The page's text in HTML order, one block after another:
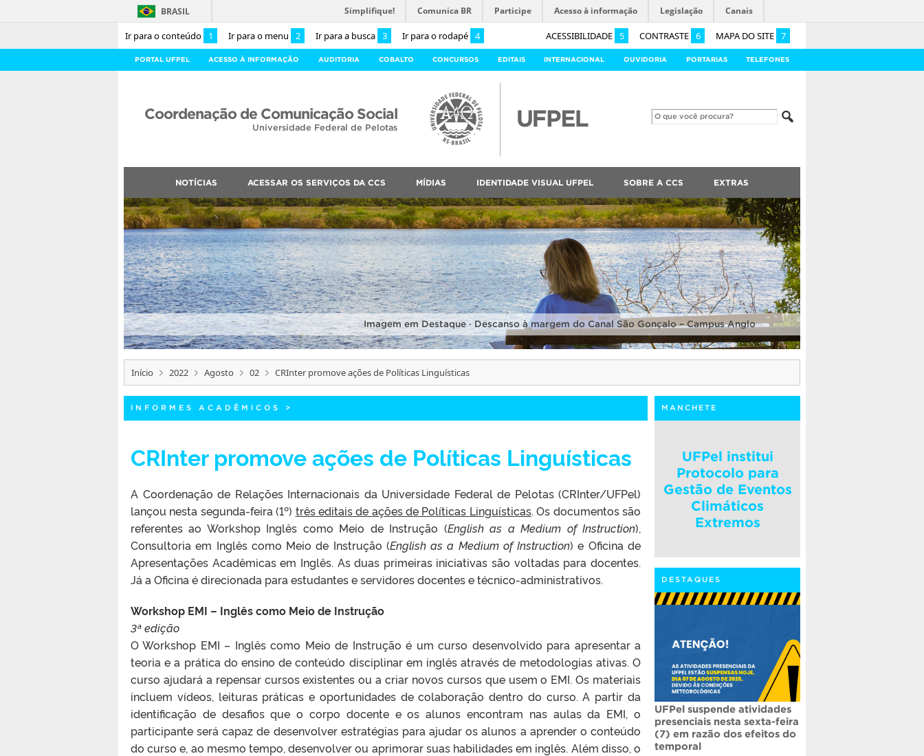
Ir para o conteúdo 1 Ir para o menu 2 Ir para a busca 3 Ir para o rodapé 4 ACESSIBILIDADE 5 CONTRASTE 6 MAPA DO SITE 7
BRASIL Simplifique! Comunica BR Participe Acesso à informação Legislação Canais
PORTAL UFPEL ACESSO À INFORMAÇÃO AUDITORIA COBALTO CONCURSOS EDITAIS INTERNACIONAL OUVIDORIA PORTARIAS TELEFONES
Coordenação de Comunicação Social
Universidade Federal de Pelotas
NOTÍCIAS ACESSAR OS SERVIÇOS DA CCS MÍDIAS IDENTIDADE VISUAL UFPEL SOBRE A CCS EXTRAS
Imagem em Destaque · Descanso à margem do Canal São Gonçalo – Campus Anglo
Início 2022 Agosto 02 CRInter promove ações de Políticas Linguísticas
INFORMES ACADÊMICOS >
CRInter promove ações de Políticas Linguísticas
A Coordenação de Relações Internacionais da Universidade Federal de Pelotas (CRInter/UFPel)
lançou nesta segunda-feira (1º) três editais de ações de Políticas Linguísticas. Os documentos são
referentes ao Workshop Inglês como Meio de Instrução (English as a Medium of Instruction),
Consultoria em Inglês como Meio de Instrução (English as a Medium of Instruction) e Oficina de
Apresentações Acadêmicas em Inglês. As duas primeiras iniciativas são voltadas para docentes.
Já a Oficina é direcionada para estudantes e servidores docentes e técnico-administrativos.
Workshop EMI – Inglês como Meio de Instrução
3ª edição
O Workshop EMI – Inglês como Meio de Instrução é um curso desenvolvido para apresentar a
teoria e a prática do ensino de conteúdo disciplinar em inglês através de metodologias ativas. O
curso ajudará a repensar cursos existentes ou a criar novos cursos que usem o EMI. Os materiais
incluem vídeos, leituras práticas e oportunidades de colaboração dentro do curso. A partir da
identificação de desafios que o corpo docente e os alunos encontram nas aulas da EMI, o
participante será capaz de desenvolver estratégias para ajudar os alunos a aprender o conteúdo
do curso e, ao mesmo tempo, desenvolver ou aprimorar suas habilidades em inglês. Além disso, o
MANCHETE
UFPel institui
Protocolo para
Gestão de Eventos
Climáticos
Extremos
DESTAQUES
UFPel suspende atividades
presenciais nesta sexta-feira
(7) em razão dos efeitos do
temporal